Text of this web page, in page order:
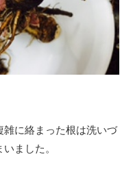
雑に絡まった根は洗いづ
ました。